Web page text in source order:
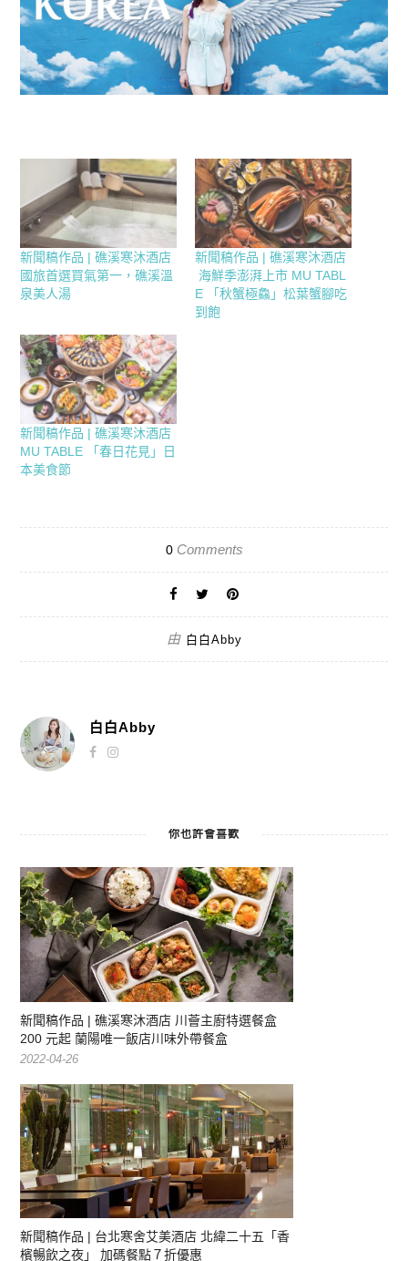
新聞稿作品 | 礁溪寒沐酒店
國旅首選買氣第一，礁溪溫
泉美人湯
新聞稿作品 | 礁溪寒沐酒店
海鮮季澎湃上市 MU TABL
E 「秋蟹極鱻」松葉蟹腳吃
到飽
新聞稿作品 | 礁溪寒沐酒店
MU TABLE 「春日花見」日
本美食節
0Comments
由 白白Abby
白白Abby
你也許會喜歡
新聞稿作品 | 礁溪寒沐酒店 川薈主廚特選餐盒
200 元起 蘭陽唯一飯店川味外帶餐盒
2022-04-26
新聞稿作品 | 台北寒舍艾美酒店 北緯二十五「香
檳暢飲之夜」 加碼餐點７折優惠